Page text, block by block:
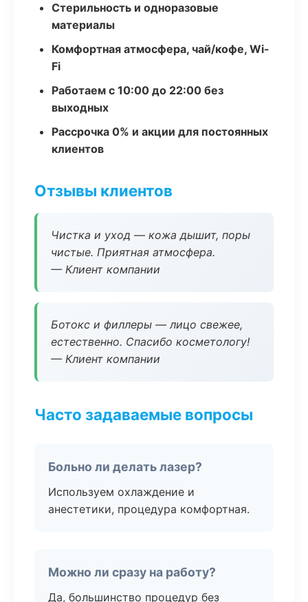
Стерильность и одноразовые
материалы
Комфортная атмосфера, чай/кофе, Wi-
Fi
Работаем с 10:00 до 22:00 без
выходных
Рассрочка 0% и акции для постоянных
клиентов
Отзывы клиентов
Чистка и уход — кожа дышит, поры
чистые. Приятная атмосфера.
— Клиент компании
Ботокс и филлеры — лицо свежее,
естественно. Спасибо косметологу!
— Клиент компании
Часто задаваемые вопросы
Больно ли делать лазер?
Используем охлаждение и
анестетики, процедура комфортная.
Можно ли сразу на работу?
Да, большинство процедур без